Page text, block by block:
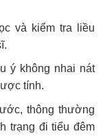
và kiểm tra liều
ý không nhai nát
tính.
thông thường
trạng đi tiểu đêm